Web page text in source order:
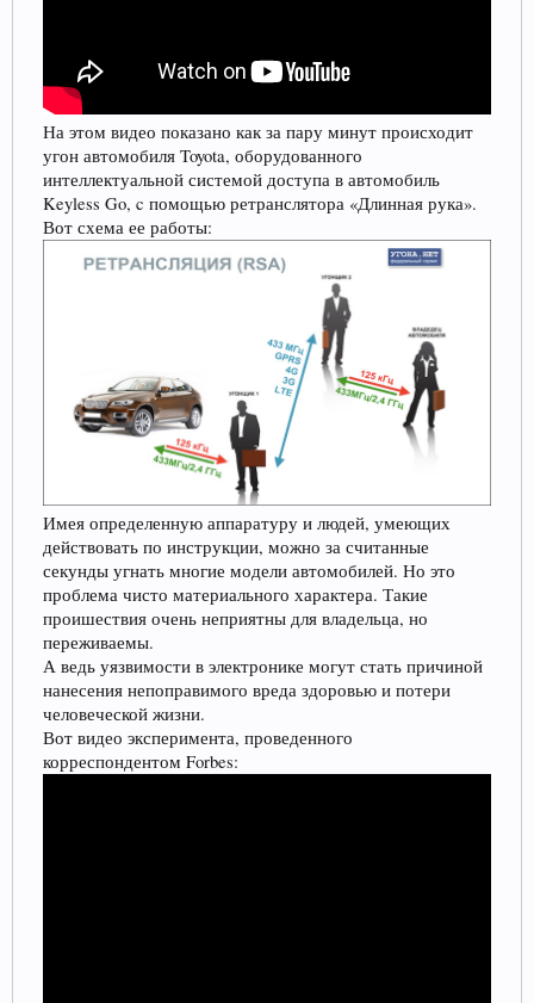
На этом видео показано как за пару минут происходит
угон автомобиля Toyota, оборудованного
интеллектуальной системой доступа в автомобиль
Keyless Go, c помощью ретранслятора «Длинная рука».
Вот схема ее работы:
Имея определенную аппаратуру и людей, умеющих
действовать по инструкции, можно за считанные
секунды угнать многие модели автомобилей. Но это
проблема чисто материального характера. Такие
проишествия очень неприятны для владельца, но
переживаемы.
А ведь уязвимости в электронике могут стать причиной
нанесения непоправимого вреда здоровью и потери
человеческой жизни.
Вот видео эксперимента, проведенного
корреспондентом Forbes: